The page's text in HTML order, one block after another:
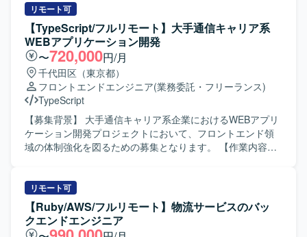
ことができ、サービス運用やパフォーマンスチューニング
の経験、モダンな技術を用いた開発経験を得られる環境で
す。 【開発環境】 TypeScriptを中心としたモダンなWebア
プリケーション開発環境にて、Claude CodeやCursorなど
のAI開発ツールを活用しながらプロダクト開発を行ってい
ただきます。
装、テスト自動化まで幅広い経験を積むことができます。
既存システムの改善と刷新を通じて、保守性や信頼性向上
に貢献できるポジションです。 【開発環境】 PHP 5.x /
CodeIgniter 2 から PHP 8.x への移行を前提とした環境での
開発になります。次期フレームワークとしてLaravelや
Symfony等のMVCフレームワークを検討し、E2Eテスト自
動化にPlaywright等のツールを利用いたします。
応、単体・結合テストの実施および品質確保に向けた改善
対応などを行っていただきます。 【求める人物像】 チーム
での開発において円滑なコミュニケーションを取りながら
主体的に動いていただける方を求めております。 新しい技
術やクラウドサービスの習得に前向きに取り組み、自ら情
報収集しながらキャッチアップできる方に適したポジショ
ンとなります。 【ポジションの魅力】 複数の言語やフレー
ムワーク、クラウドサービスを活用した開発に携わること
で、サーバーサイド全般のスキルを幅広く習得していただ
けます。 詳細設計からテストまで一連の工程を経験できる
ため、上流から下流までの開発プロセスを通じてスキルア
MySQL、PostgreSQL Linux／Unix AWS、Azure Git
リモート可
【TypeScript/フルリモート】大手通信キャリア系
WEBアプリケーション開発
〜720,000円/月
千代田区（東京都）
フロントエンドエンジニア(業務委託・フリーランス)
TypeScript
【募集背景】 大手通信キャリア系企業におけるWEBアプリ
ケーション開発プロジェクトにおいて、フロントエンド領
域の体制強化を図るための募集となります。 【作業内容】
程表描画アプリにおいて工程表データが多くなると処理速
度が遅くなる問題の解消に取り組んでいただきます。 【求
める人物像】 主体的に動き、フットワーク軽くコミュニケ
ーションを取りながら開発を進めていただける方を求めて
リモート可
【Ruby/AWS/フルリモート】物流サービスのバッ
クエンドエンジニア